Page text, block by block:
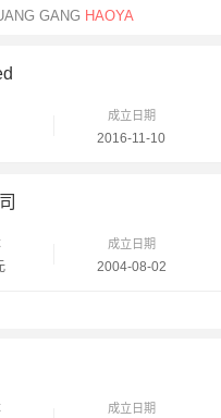
GANG HAOYA
成立日期
2016-11-10
成立日期
2004-08-02
成立日期